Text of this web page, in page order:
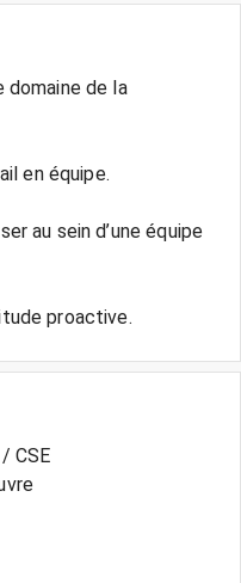
domaine de la
en équipe.
au sein d’une équipe
proactive.
CSE